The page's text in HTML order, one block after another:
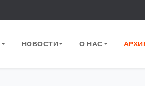
НОВОСТИ О НАС